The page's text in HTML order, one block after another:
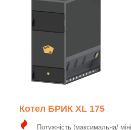
Котел БРИК XL 175
Потужність (максимальна/